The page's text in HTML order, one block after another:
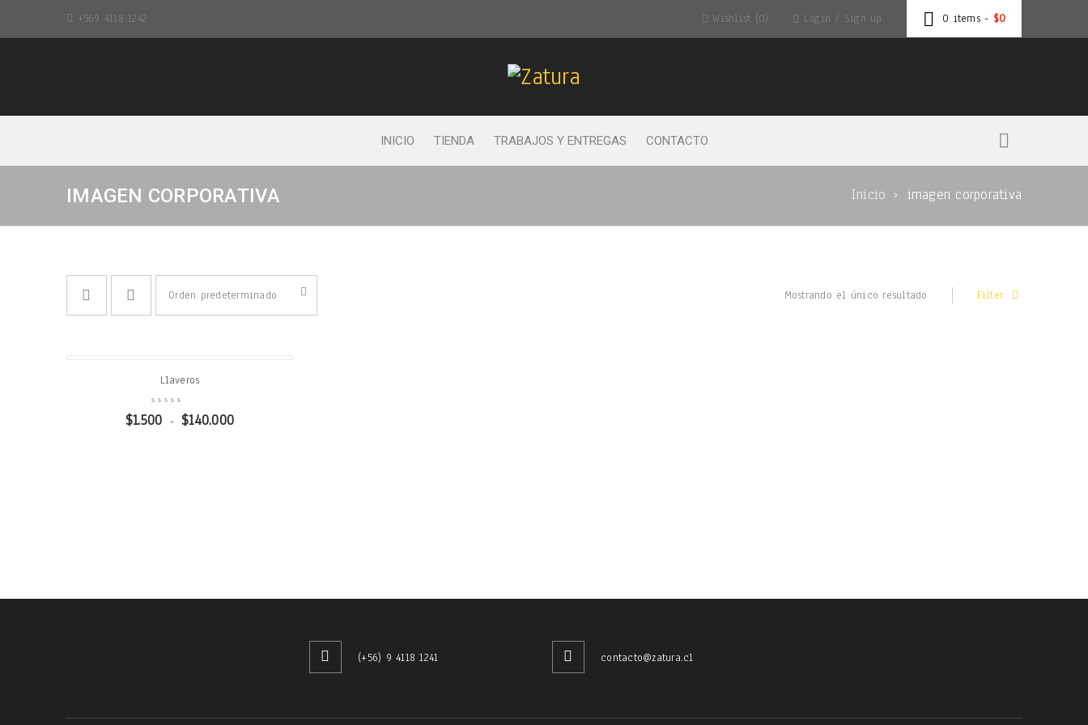
+569 4118 1242 0 items - $0
Login / Sign up
Wishlist (0)
INICIO TIENDA TRABAJOS Y ENTREGAS CONTACTO
IMAGEN CORPORATIVA Inicio › imagen corporativa
Filter
Mostrando el único resultado
Orden predeterminado
Llaveros
$1.500 - $140.000
(+56) 9 4118 1241 contacto@zatura.cl